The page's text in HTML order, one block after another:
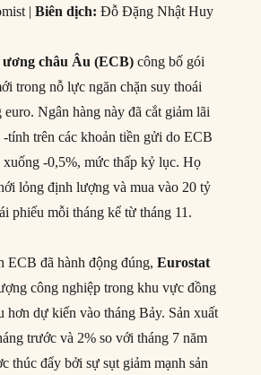
|Biên dịch: Đỗ Đặng Nhật Huy
ương châu Âu (ECB)công bố gói
trong nỗ lực ngăn chặn suy thoái
Ngân hàng này đã cắt giảm lãi
-tính trên các khoản tiền gửi do ECB
-0,5%, mức thấp kỷ lục. Họ
lỏng định lượng và mua vào 20 tỷ
phiếu mỗi tháng kể từ tháng 11.
ECB đã hành động đúng,Eurostat
công nghiệp trong khu vực đồng
hơn dự kiến vào tháng Bảy. Sản xuất
trước và 2% so với tháng 7 năm
thúc đẩy bởi sự sụt giảm mạnh sản